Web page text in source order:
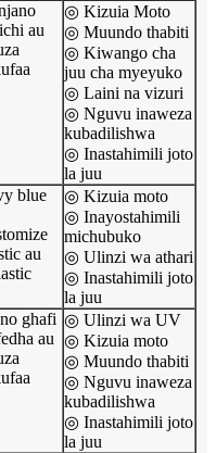
au
◎ Kizuia Moto
◎ Muundo thabiti
◎ Kiwango cha
juu cha myeyuko
◎ Laini na vizuri
◎ Nguvu inaweza
kubadilishwa
◎ Inastahimili joto
la juu
blue
au
◎ Kizuia moto
◎ Inayostahimili
michubuko
◎ Ulinzi wa athari
◎ Inastahimili joto
la juu
ghafi
au
◎ Ulinzi wa UV
◎ Kizuia moto
◎ Muundo thabiti
◎ Nguvu inaweza
kubadilishwa
◎ Inastahimili joto
la juu